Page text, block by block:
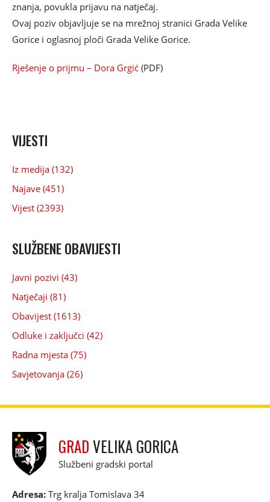
znanja, povukla prijavu na natječaj.
Ovaj poziv objavljuje se na mrežnoj stranici Grada Velike
Gorice i oglasnoj ploči Grada Velike Gorice.
Rješenje o prijmu – Dora Grgić (PDF)
VIJESTI
Iz medija (132)
Najave (451)
Vijest (2393)
SLUŽBENE OBAVIJESTI
Javni pozivi (43)
Natječaji (81)
Obavijest (1613)
Odluke i zaključci (42)
Radna mjesta (75)
Savjetovanja (26)
GRADVELIKA GORICA
Službeni gradski portal
Adresa: Trg kralja Tomislava 34